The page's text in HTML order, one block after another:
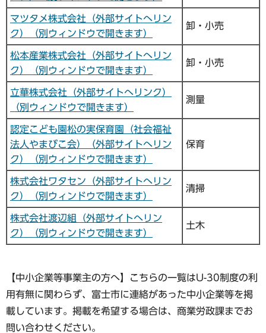
マツタメ株式会社（外部サイトへリン
ク）（別ウィンドウで開きます）
卸・小売
松本産業株式会社（外部サイトへリン
ク）（別ウィンドウで開きます）
卸・小売
立華株式会社（外部サイトへリンク）
（別ウィンドウで開きます）
測量
認定こども園松の実保育園（社会福祉
法人やまびこ会）（外部サイトへリン
ク）（別ウィンドウで開きます）
保育
株式会社ワタセン（外部サイトへリン
ク）（別ウィンドウで開きます）
清掃
株式会社渡辺組（外部サイトへリン
ク）（別ウィンドウで開きます）
土木
【中小企業等事業主の方へ】こちらの一覧はU-30制度の利
用有無に関わらず、富士市に連絡があった中小企業等を掲
載しています。掲載を希望する場合は、商業労政課までお
問い合わせください。